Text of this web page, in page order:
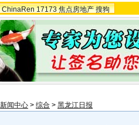
ChinaRen 17173 焦点房地产 搜狗
新闻中心 > 综合 > 黑龙江日报